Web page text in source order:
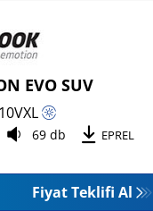
EVO SUV
VXL
69 db EPREL
Fiyat Teklifi Al